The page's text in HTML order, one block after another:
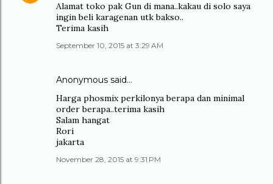
Alamat toko pak Gun di mana..kakau di solo saya
ingin beli karagenan utk bakso..
Terima kasih
September 10, 2015 at 3:29 AM
Anonymous said…
Harga phosmix perkilonya berapa dan minimal
order berapa..terima kasih
Salam hangat
Rori
jakarta
November 28, 2015 at 9:31 PM